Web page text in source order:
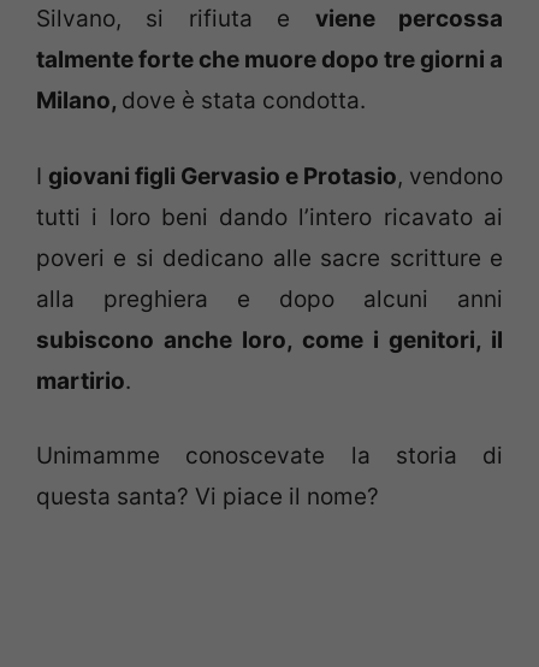
Silvano, si rifiuta e viene percossa
talmente forte che muore dopo tre giorni a
Milano, dove è stata condotta.
I giovani figli Gervasio e Protasio, vendono
tutti i loro beni dando l’intero ricavato ai
poveri e si dedicano alle sacre scritture e
alla preghiera e dopo alcuni anni
subiscono anche loro, come i genitori, il
martirio.
Unimamme conoscevate la storia di
questa santa? Vi piace il nome?